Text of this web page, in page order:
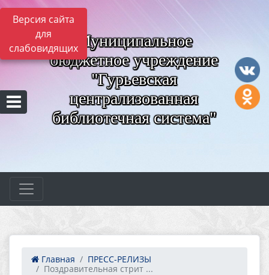
Версия сайта
для
слабовидящих Муниципальное
бюджетное учреждение
"Гурьевская
централизованная
библиотечная система"
Главная
ПРЕСС-РЕЛИЗЫ
Поздравительная стрит ...